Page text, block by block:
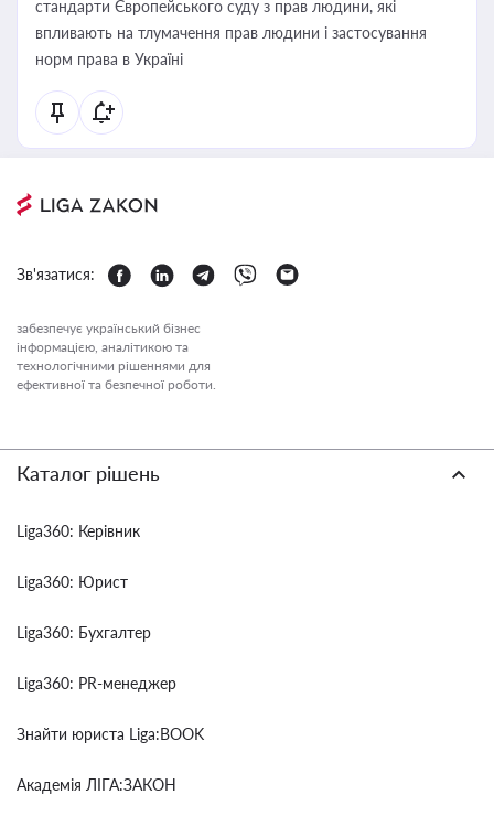
стандарти Європейського суду з прав людини, які
впливають на тлумачення прав людини і застосування
норм права в Україні
Зв'язатися:
забезпечує український бізнес
інформацією, аналітикою та
технологічними рішеннями для
ефективної та безпечної роботи.
Каталог рішень
Liga360: Керівник
Liga360: Юрист
Liga360: Бухгалтер
Liga360: PR-менеджер
Знайти юриста Liga:BOOK
Академія ЛІГА:ЗАКОН